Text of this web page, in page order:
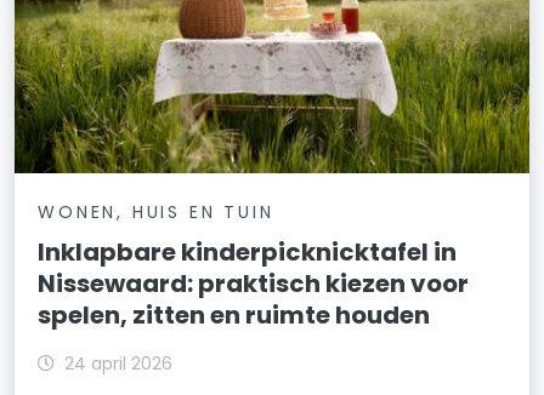
WONEN, HUIS EN TUIN
Inklapbare kinderpicknicktafel in
Nissewaard: praktisch kiezen voor
spelen, zitten en ruimte houden
24 april 2026